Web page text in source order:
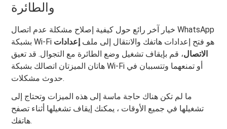
والطائرة
خيار آخر رائع حول كيفية إصلاح مشكلة عدم اتصال WhatsApp
بشبكة Wi-Fi هو فتح إعدادات هاتفك والانتقال إلى ملف إعدادات
الاتصال، قم بإيقاف تشغيل وضع الطائرة مع التجوال. قد تعيق
هاتان الميزتان اتصالك بشبكة Wi-Fi أو تمنعهما وتتسببان في
حدوث مشكلات.
ما لم تكن هناك حاجة ماسة إلى هذه الميزات وتحتاج إلى
تشغيلها في جميع الأوقات ، يمكنك إيقاف تشغيلها أثناء تصفح
هاتفك.